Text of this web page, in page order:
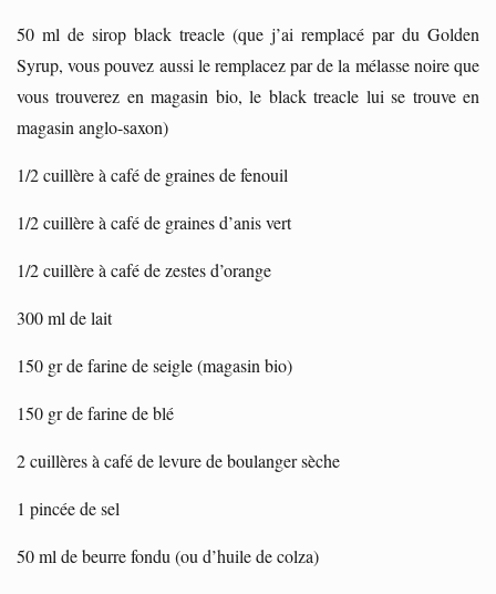
50 ml de sirop black treacle (que j’ai remplacé par du Golden
Syrup, vous pouvez aussi le remplacez par de la mélasse noire que
vous trouverez en magasin bio, le black treacle lui se trouve en
magasin anglo-saxon)
1/2 cuillère à café de graines de fenouil
1/2 cuillère à café de graines d’anis vert
1/2 cuillère à café de zestes d’orange
300 ml de lait
150 gr de farine de seigle (magasin bio)
150 gr de farine de blé
2 cuillères à café de levure de boulanger sèche
1 pincée de sel
50 ml de beurre fondu (ou d’huile de colza)